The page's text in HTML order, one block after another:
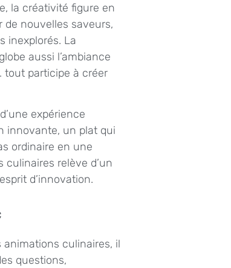
la créativité figure en
nouvelles saveurs,
inexplorés. La
aussi l’ambiance
tout participe à créer
expérience
innovante, un plat qui
ordinaire en une
relève d’un
d’innovation.
animations culinaires, il
questions,